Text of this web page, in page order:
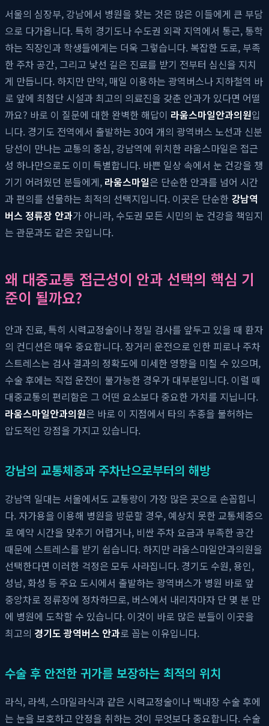
서울의 심장부, 강남에서 병원을 찾는 것은 많은 이들에게 큰 부담
으로 다가옵니다. 특히 경기도나 수도권 외곽 지역에서 통근, 통학
하는 직장인과 학생들에게는 더욱 그렇습니다. 복잡한 도로, 부족
한 주차 공간, 그리고 낯선 길은 진료를 받기 전부터 심신을 지치
게 만듭니다. 하지만 만약, 매일 이용하는 광역버스나 지하철역 바
로 앞에 최첨단 시설과 최고의 의료진을 갖춘 안과가 있다면 어떨
까요? 바로 이 질문에 대한 완벽한 해답이 라움스마일안과의원입
니다. 경기도 전역에서 출발하는 30여 개의 광역버스 노선과 신분
당선이 만나는 교통의 중심, 강남역에 위치한 라움스마일은 접근
성 하나만으로도 이미 특별합니다. 바쁜 일상 속에서 눈 건강을 챙
기기 어려웠던 분들에게, 라움스마일은 단순한 안과를 넘어 시간
과 편의를 선물하는 최적의 선택지입니다. 이곳은 단순한 강남역
버스 정류장 안과가 아니라, 수도권 모든 시민의 눈 건강을 책임지
는 관문과도 같은 곳입니다.
왜 대중교통 접근성이 안과 선택의 핵심 기
준이 될까요?
안과 진료, 특히 시력교정술이나 정밀 검사를 앞두고 있을 때 환자
의 컨디션은 매우 중요합니다. 장거리 운전으로 인한 피로나 주차
스트레스는 검사 결과의 정확도에 미세한 영향을 미칠 수 있으며,
수술 후에는 직접 운전이 불가능한 경우가 대부분입니다. 이럴 때
대중교통의 편리함은 그 어떤 요소보다 중요한 가치를 지닙니다.
라움스마일안과의원은 바로 이 지점에서 타의 추종을 불허하는
압도적인 강점을 가지고 있습니다.
강남의 교통체증과 주차난으로부터의 해방
강남역 일대는 서울에서도 교통량이 가장 많은 곳으로 손꼽힙니
다. 자가용을 이용해 병원을 방문할 경우, 예상치 못한 교통체증으
로 예약 시간을 맞추기 어렵거나, 비싼 주차 요금과 부족한 공간
때문에 스트레스를 받기 쉽습니다. 하지만 라움스마일안과의원을
선택한다면 이러한 걱정은 모두 사라집니다. 경기도 수원, 용인,
성남, 화성 등 주요 도시에서 출발하는 광역버스가 병원 바로 앞
중앙차로 정류장에 정차하므로, 버스에서 내리자마자 단 몇 분 만
에 병원에 도착할 수 있습니다. 이것이 바로 많은 분들이 이곳을
최고의 경기도 광역버스 안과로 꼽는 이유입니다.
수술 후 안전한 귀가를 보장하는 최적의 위치
라식, 라섹, 스마일라식과 같은 시력교정술이나 백내장 수술 후에
는 눈을 보호하고 안정을 취하는 것이 무엇보다 중요합니다. 수술